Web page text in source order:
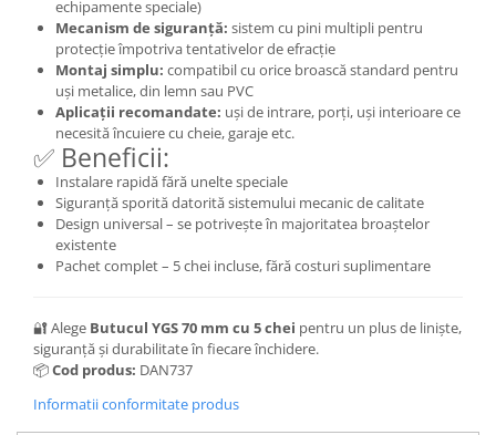
echipamente speciale)
Mecanism de siguranță: sistem cu pini multipli pentru
protecție împotriva tentativelor de efracție
Montaj simplu: compatibil cu orice broască standard pentru
uși metalice, din lemn sau PVC
Aplicații recomandate: uși de intrare, porți, uși interioare ce
necesită încuiere cu cheie, garaje etc.
✅ Beneficii:
Instalare rapidă fără unelte speciale
Siguranță sporită datorită sistemului mecanic de calitate
Design universal – se potrivește în majoritatea broaștelor
existente
Pachet complet – 5 chei incluse, fără costuri suplimentare
🔐 Alege Butucul YGS 70 mm cu 5 chei pentru un plus de liniște,
siguranță și durabilitate în fiecare închidere.
📦Cod produs: DAN737
Informatii conformitate produs